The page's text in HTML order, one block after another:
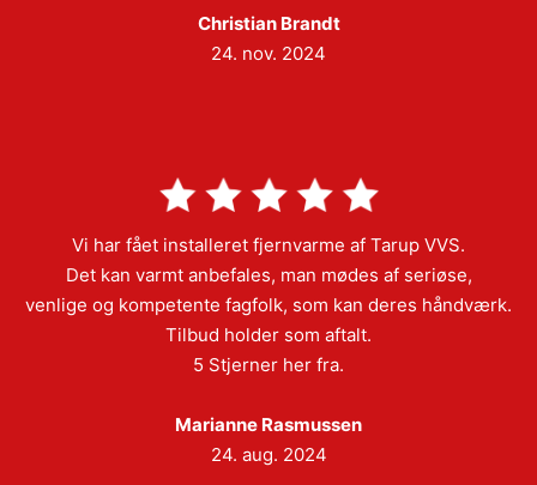
Christian Brandt
24. nov. 2024
Vi har fået installeret fjernvarme af Tarup VVS.
Det kan varmt anbefales, man mødes af seriøse,
venlige og kompetente fagfolk, som kan deres håndværk.
Tilbud holder som aftalt.
5 Stjerner her fra.
Marianne Rasmussen
24. aug. 2024